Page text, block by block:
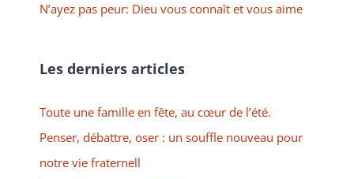
N’ayez pas peur: Dieu vous connaît et vous aime
Les derniers articles
Toute une famille en fête, au cœur de l’été.
Penser, débattre, oser : un souffle nouveau pour
notre vie fraternell